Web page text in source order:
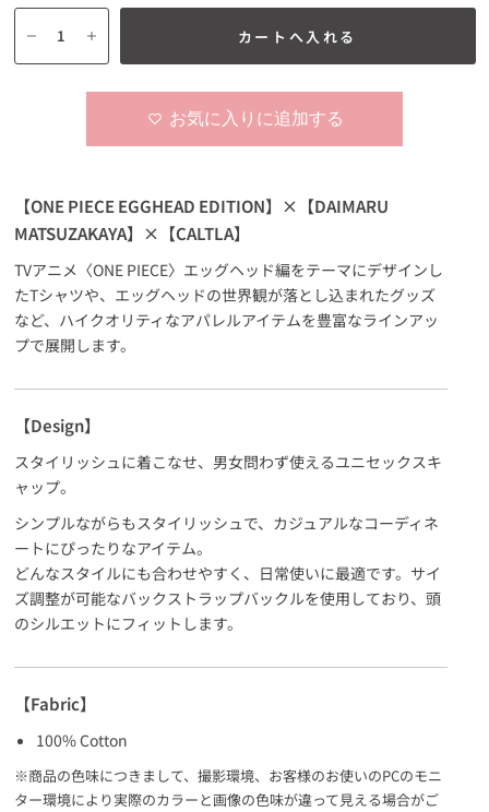
カートへ入れる
お気に入りに追加する
【ONE PIECE EGGHEAD EDITION】×【DAIMARU
MATSUZAKAYA】×【CALTLA】
TVアニメ〈ONE PIECE〉エッグヘッド編をテーマにデザインし
たTシャツや、エッグヘッドの世界観が落とし込まれたグッズ
など、ハイクオリティなアパレルアイテムを豊富なラインアッ
プで展開します。
【Design】
スタイリッシュに着こなせ、男女問わず使えるユニセックスキ
ャップ。
シンプルながらもスタイリッシュで、カジュアルなコーディネ
ートにぴったりなアイテム。
どんなスタイルにも合わせやすく、日常使いに最適です。サイ
ズ調整が可能なバックストラップバックルを使用しており、頭
のシルエットにフィットします。
【Fabric】
100% Cotton
※商品の色味につきまして、撮影環境、お客様のお使いのPCのモニ
ター環境により実際のカラーと画像の色味が違って見える場合がご